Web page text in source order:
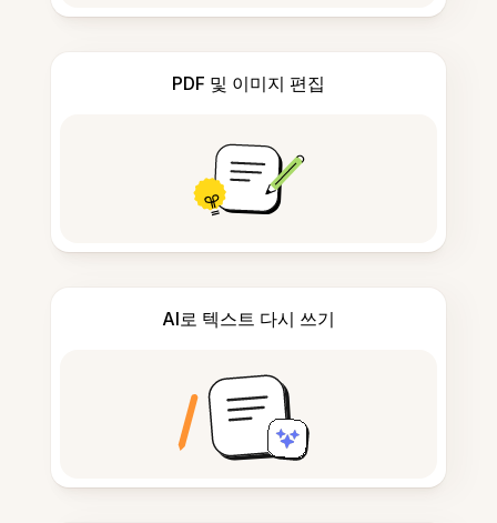
PDF 및 이미지 편집
AI로 텍스트 다시 쓰기